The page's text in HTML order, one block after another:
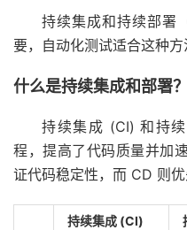
持续集成和持续部署
要，自动化测试适合这种方
什么是持续集成和部署？
持续集成 (CI) 和持
程，提高了代码质量并加
证代码稳定性，而 CD 则优
持续集成 (CI)